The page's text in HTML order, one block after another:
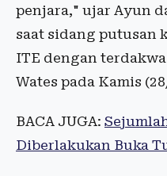
penjara," ujar Ayun
saat sidang putusan
ITE dengan
Wates pada Kamis
BACA JUGA:
Diberlakukan Buka